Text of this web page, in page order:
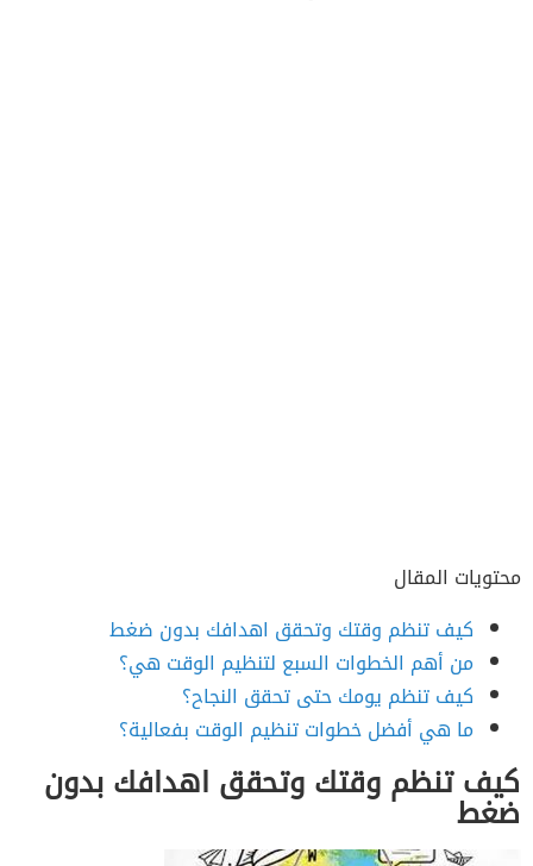
محتويات المقال
كيف تنظم وقتك وتحقق اهدافك بدون ضغط
من أهم الخطوات السبع لتنظيم الوقت هي؟
كيف تنظم يومك حتى تحقق النجاح؟
ما هي أفضل خطوات تنظيم الوقت بفعالية؟
كيف تنظم وقتك وتحقق اهدافك بدون
ضغط